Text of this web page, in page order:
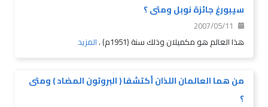
سيبورغ جائزة نوبل ومتى ؟
2007/05/11
هذا العالم هو مكميلان وذلك سنة (1951م) .
المزيد
من هما العالمان اللذان أكتشفا ( البروتون المضاد ) ومتى
؟